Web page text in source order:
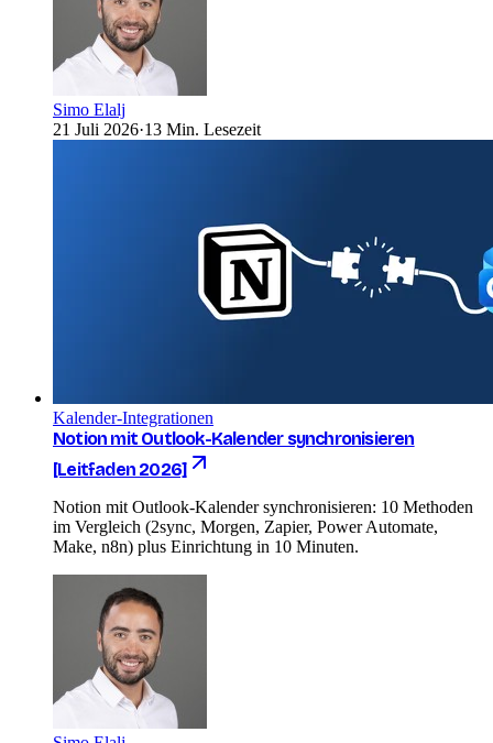
Simo Elalj
21 Juli 2026·13 Min. Lesezeit
Kalender-Integrationen
Notion mit Outlook-Kalender synchronisieren
[Leitfaden 2026]
Notion mit Outlook-Kalender synchronisieren: 10 Methoden
im Vergleich (2sync, Morgen, Zapier, Power Automate,
Make, n8n) plus Einrichtung in 10 Minuten.